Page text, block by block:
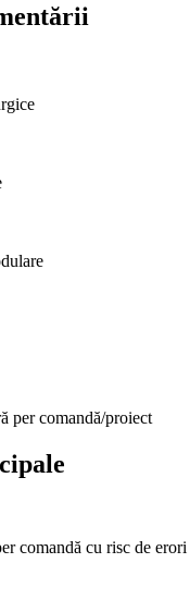
per comandă/proiect
comandă cu risc de erori